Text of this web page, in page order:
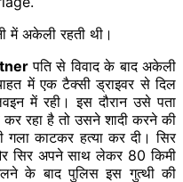
में अकेली रहती थी।
​पति से विवाद के बाद अकेली
में एक टैक्सी ड्राइवर से दिल
में रही। इस दौरान उसे पता
रहा है तो उसने शादी करने की
गला काटकर हत्या कर दी। सिर
सिर अपने साथ लेकर 80 किमी
के बाद पुलिस इस गुत्थी की